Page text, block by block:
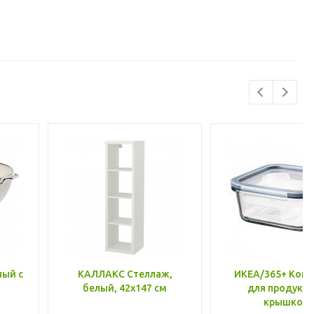
с
КАЛЛАКС Стеллаж,
белый, 42x147 см
ИКЕА/365+
для
крышкой,